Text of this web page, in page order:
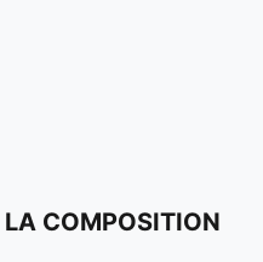
COMPOSITION